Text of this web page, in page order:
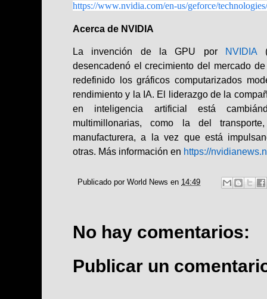
https://www.nvidia.com/en-us/geforce/
Acerca de NVIDIA
La invención de la GPU por NVIDIA
desencadenó el crecimiento del mercado
redefinido los gráficos computarizados
rendimiento y la IA. El liderazgo de la
en inteligencia artificial está
multimillonarias, como la del
manufacturera, a la vez que está
otras. Más información en https://
Publicado por World News en 14:49
No hay comentarios:
Publicar un